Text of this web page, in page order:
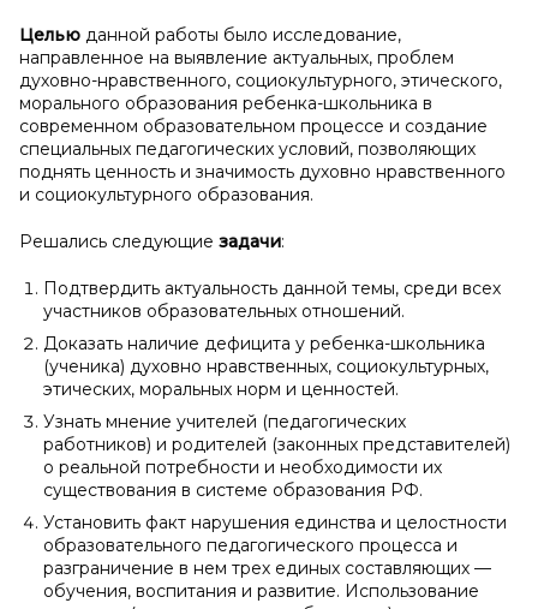
Целью данной работы было исследование,
направленное на выявление актуальных, проблем
духовно-нравственного, социокультурного, этического,
морального образования ребенка-школьника в
современном образовательном процессе и создание
специальных педагогических условий, позволяющих
поднять ценность и значимость духовно нравственного
и социокультурного образования.
Решались следующие задачи:
Подтвердить актуальность данной темы, среди всех
участников образовательных отношений.
Доказать наличие дефицита у ребенка-школьника
(ученика) духовно нравственных, социокультурных,
этических, моральных норм и ценностей.
Узнать мнение учителей (педагогических
работников) и родителей (законных представителей)
о реальной потребности и необходимости их
существования в системе образования РФ.
Установить факт нарушения единства и целостности
образовательного педагогического процесса и
разграничение в нем трех единых составляющих —
обучения, воспитания и развитие. Использование